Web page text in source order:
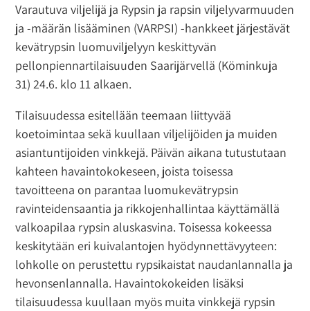
Varautuva viljelijä ja Rypsin ja rapsin viljelyvarmuuden
ja -määrän lisääminen (VARPSI) -hankkeet järjestävät
kevätrypsin luomuviljelyyn keskittyvän
pellonpiennartilaisuuden Saarijärvellä (Köminkuja
31) 24.6. klo 11 alkaen.
Tilaisuudessa esitellään teemaan liittyvää
koetoimintaa sekä kuullaan viljelijöiden ja muiden
asiantuntijoiden vinkkejä. Päivän aikana tutustutaan
kahteen havaintokokeseen, joista toisessa
tavoitteena on parantaa luomukevätrypsin
ravinteidensaantia ja rikkojenhallintaa käyttämällä
valkoapilaa rypsin aluskasvina. Toisessa kokeessa
keskitytään eri kuivalantojen hyödynnettävyyteen:
lohkolle on perustettu rypsikaistat naudanlannalla ja
hevonsenlannalla. Havaintokokeiden lisäksi
tilaisuudessa kuullaan myös muita vinkkejä rypsin